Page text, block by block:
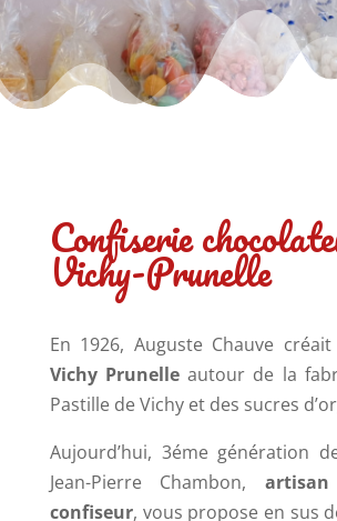
Confiserie
Vichy-Prunelle
En 1926, Auguste Chauve
Vichy Prunelle autour de la
Pastille de Vichy et des sucres
Aujourd’hui, 3éme génération
Jean-Pierre Chambon,
confiseur, vous propose en sus